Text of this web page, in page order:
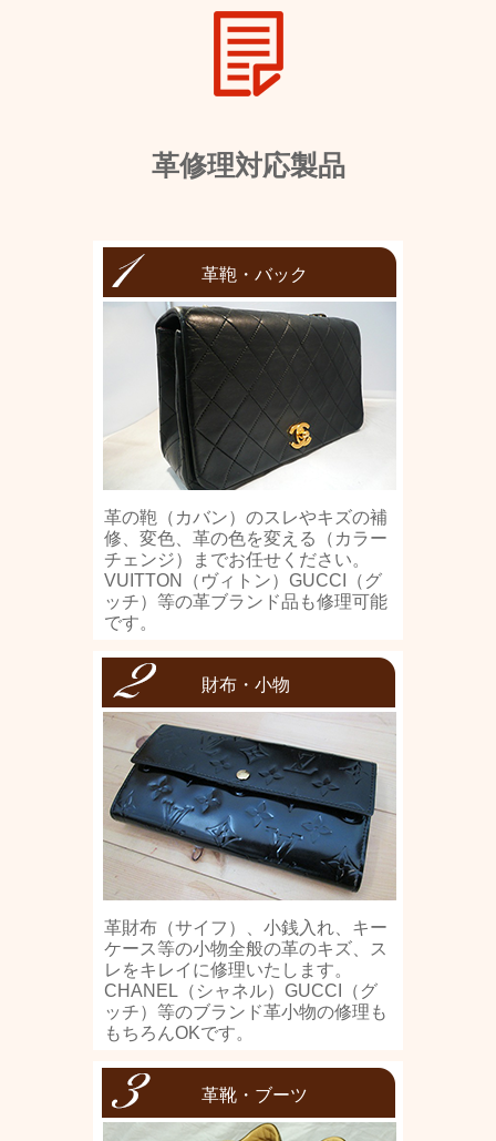
革修理対応製品
革鞄・バック
革の鞄（カバン）のスレやキズの補
修、変色、革の色を変える（カラー
チェンジ）までお任せください。
VUITTON（ヴィトン）GUCCI（グ
ッチ）等の革ブランド品も修理可能
です。
財布・小物
革財布（サイフ）、小銭入れ、キー
ケース等の小物全般の革のキズ、ス
レをキレイに修理いたします。
CHANEL（シャネル）GUCCI（グ
ッチ）等のブランド革小物の修理も
もちろんOKです。
革靴・ブーツ